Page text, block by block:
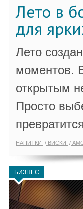
Лето в
для
Лето
моментов.
открытым
Просто
НАПИТКИ ВИСКИ
БИЗНЕС